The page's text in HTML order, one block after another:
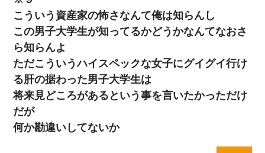
こういう資産家の怖さなんて俺は知らんし
この男子大学生が知ってるかどうかなんてなおさ
ら知らんよ
ただこういうハイスペックな女子にグイグイ行け
る肝の据わった男子大学生は
将来見どころがあるという事を言いたかっただけ
だが
何か勘違いしてないか